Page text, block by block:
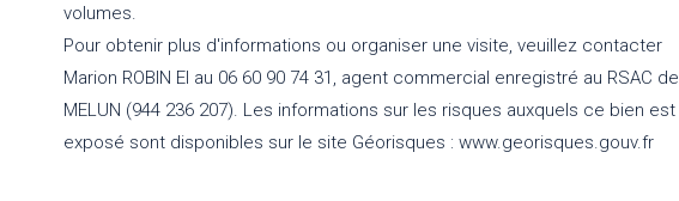
volumes.
Pour obtenir plus d'informations ou organiser une visite, veuillez contacter
Marion ROBIN EI au 06 60 90 74 31, agent commercial enregistré au RSAC de
MELUN (944 236 207). Les informations sur les risques auxquels ce bien est
exposé sont disponibles sur le site Géorisques : www.georisques.gouv.fr